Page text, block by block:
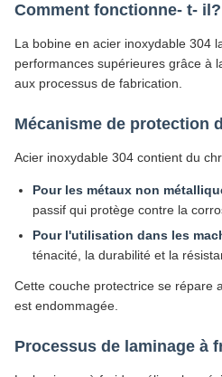
Comment fonctionne- t- il?
La bobine en acier inoxydable 304
performances supérieures grâce à
aux processus de fabrication.
Mécanisme de protection
Acier inoxydable 304 contient du
Pour les métaux non
passif qui protège contre la
Pour l'utilisation dans les
ténacité, la durabilité et la
Cette couche protectrice se répare
est endommagée.
Processus de laminage à